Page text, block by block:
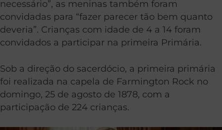
necessário”, as meninas também foram
convidadas para “fazer parecer tão bem quanto
deveria”. Crianças com idade de 4 a 14 foram
convidados a participar na primeira Primária.
Sob a direção do sacerdócio, a primeira primária
foi realizada na capela de Farmington Rock no
domingo, 25 de agosto de 1878, com a
participação de 224 crianças.